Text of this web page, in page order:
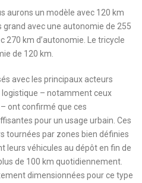
aurons un modèle avec 120 km
grand avec une autonomie de 255
270 km d’autonomie. Le tricycle
de 120 km.
avec les principaux acteurs
logistique – notamment ceux
ont confirmé que ces
pour un usage urbain. Ces
tournées par zones bien définies
véhicules au dépôt en fin de
de 100 km quotidiennement.
dimensionnées pour ce type